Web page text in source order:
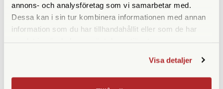
annons- och analysföretag som vi samarbetar med.
Dessa kan i sin tur kombinera informationen med annan
information som du har tillhandahållit eller som de har
Visa detaljer
Peak Design Cuff Black (CF-
BL-3)
Finns i lager
Peak Design Cuff Ocean
(CF-DS-3)
Finns i lager
LÄS MER